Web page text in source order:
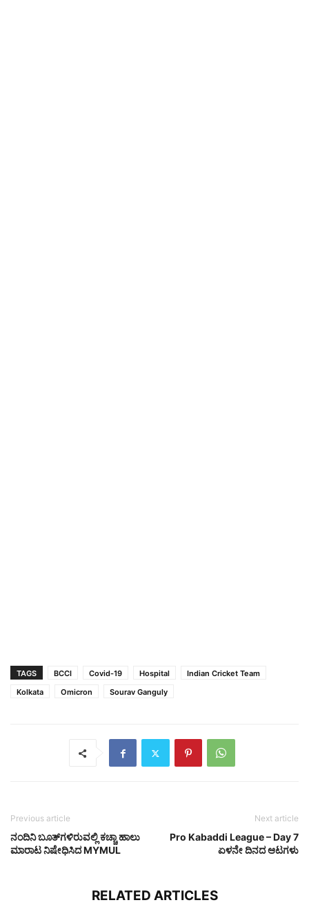
TAGS BCCI Covid-19 Hospital
Indian Cricket Team
Kolkata
Omicron Sourav Ganguly
Previous article
ನಂದಿನಿ ಬೂತ್‌ಗಳಿರುವಲ್ಲಿ ಕಚ್ಚಾ ಹಾಲು
ಮಾರಾಟ ನಿಷೇಧಿಸಿದ MYMUL
Next article
Pro Kabaddi League – Day 7
ಏಳನೇ ದಿನದ ಆಟಗಳು
RELATED ARTICLES